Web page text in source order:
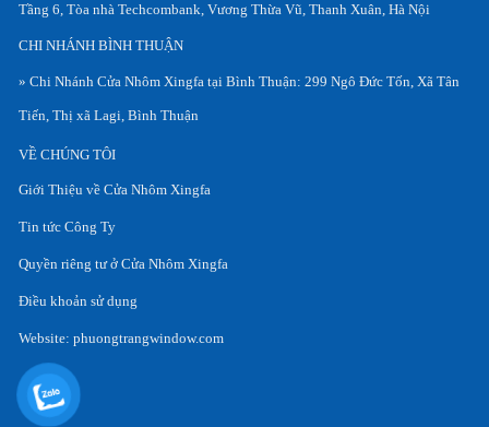
Tầng 6, Tòa nhà Techcombank, Vương Thừa Vũ, Thanh Xuân, Hà Nội
CHI NHÁNH BÌNH THUẬN
» Chi Nhánh Cửa Nhôm Xingfa tại Bình Thuận: 299 Ngô Đức Tốn, Xã Tân
Tiến, Thị xã Lagi, Bình Thuận
VỀ CHÚNG TÔI
Giới Thiệu về Cửa Nhôm Xingfa
Tin tức Công Ty
Quyền riêng tư ở Cửa Nhôm Xingfa
Điều khoản sử dụng
Website: phuongtrangwindow.com